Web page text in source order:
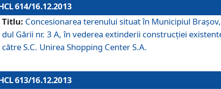
614/16.12.2013
Titlu: Concesionarea terenului situat în Municipiul
dul Gării nr. 3 A, în vederea extinderii construcţiei
către S.C. Unirea Shopping Center S.A.
613/16.12.2013